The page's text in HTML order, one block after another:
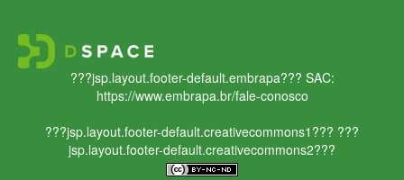
???jsp.layout.footer-default.embrapa??? SAC:
https://www.embrapa.br/fale-conosco
???jsp.layout.footer-default.creativecommons1??? ???
jsp.layout.footer-default.creativecommons2???